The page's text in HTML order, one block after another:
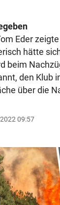
Eder
hätte
beim
den Klub
über die
09:57